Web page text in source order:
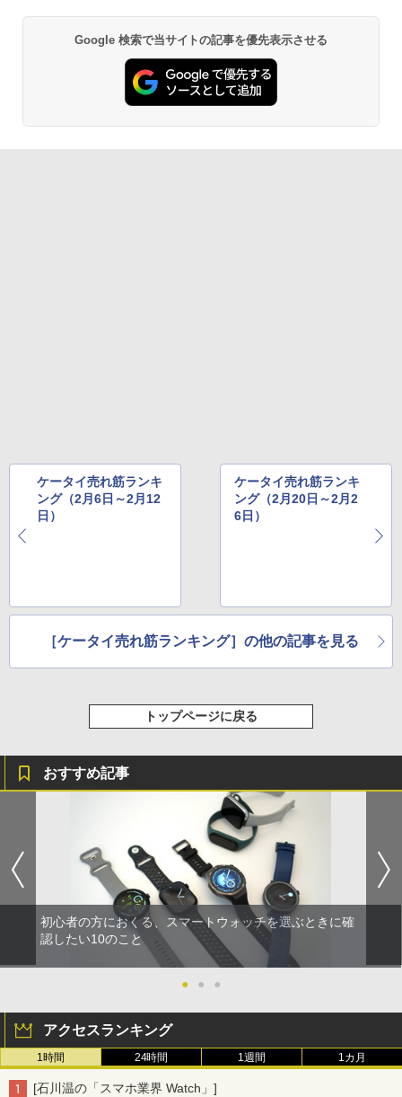
Google 検索で当サイトの記事を優先表示させる
ケータイ売れ筋ランキ
ング（2月6日～2月12
日）
ケータイ売れ筋ランキ
ング（2月20日～2月2
6日）
［ケータイ売れ筋ランキング］の他の記事を見る
トップページに戻る
おすすめ記事
初心者の方におくる、スマートウォッチを選ぶときに確
認したい10のこと
● ● ●
アクセスランキング
1時間 24時間 1週間 1カ月
[石川温の「スマホ業界 Watch」]